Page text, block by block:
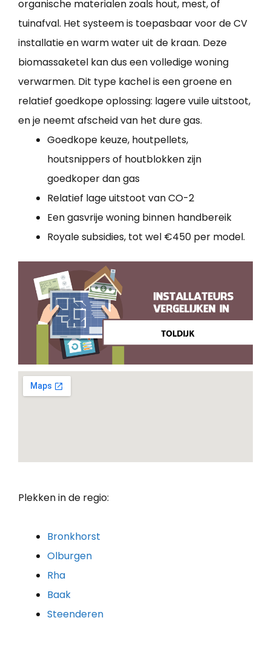
organische materialen zoals hout, mest, of
tuinafval. Het systeem is toepasbaar voor de CV
installatie en warm water uit de kraan. Deze
biomassaketel kan dus een volledige woning
verwarmen. Dit type kachel is een groene en
relatief goedkope oplossing: lagere vuile uitstoot,
en je neemt afscheid van het dure gas.
Goedkope keuze, houtpellets,
houtsnippers of houtblokken zijn
goedkoper dan gas
Relatief lage uitstoot van CO-2
Een gasvrije woning binnen handbereik
Royale subsidies, tot wel €450 per model.
Plekken in de regio:
Bronkhorst
Olburgen
Rha
Baak
Steenderen